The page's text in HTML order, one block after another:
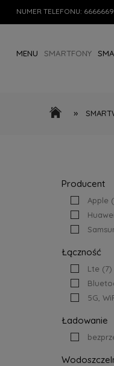
NUMER TELEFONU:
MENU SMARTFONY
»
Producent
Apple
Huawei
Łączność
Lte (7)
5G,
Ładowanie